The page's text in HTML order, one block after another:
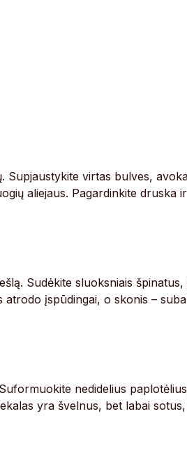
Supjaustykite virtas bulves,
aliejaus. Pagardinkite druska
Sudėkite sluoksniais
įspūdingai, o skonis –
nedidelius
yra švelnus, bet labai